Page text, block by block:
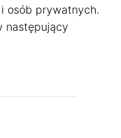
osób prywatnych.
następujący